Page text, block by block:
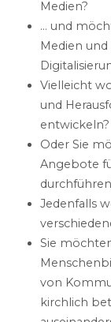
Medien?
… und
Medien
Vielleicht
und
entwickeln?
Oder Sie
Angebote
Jedenfalls
Sie
von
kirchlich